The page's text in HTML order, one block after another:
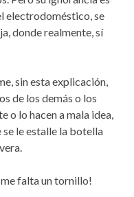
electrodoméstico, se
donde realmente, sí
sin esta explicación,
de los demás o los
o lo hacen a mala idea,
se le estalle la botella
falta un tornillo!